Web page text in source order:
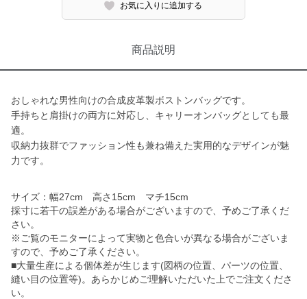
お気に入りに追加する
商品説明
おしゃれな男性向けの合成皮革製ボストンバッグです。
手持ちと肩掛けの両方に対応し、キャリーオンバッグとしても最
適。
収納力抜群でファッション性も兼ね備えた実用的なデザインが魅
力です。
サイズ：幅27cm 高さ15cm マチ15cm
採寸に若干の誤差がある場合がございますので、予めご了承くだ
さい。
※ご覧のモニターによって実物と色合いが異なる場合がございま
すので、予めご了承ください。
■大量生産による個体差が生じます(図柄の位置、パーツの位置、
縫い目の位置等)。あらかじめご理解いただいた上でご注文くださ
い。